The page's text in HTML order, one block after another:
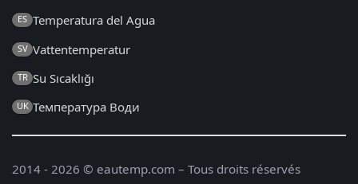
ES Temperatura del Agua
SV Vattentemperatur
TR Su Sıcaklığı
UK Температура Води
2014 - 2026 © eautemp.com – Tous droits réservés